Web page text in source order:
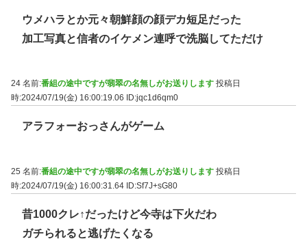
ウメハラとか元々朝鮮顔の顔デカ短足だった
加工写真と信者のイケメン連呼で洗脳してただけ
24 名前:番組の途中ですが翡翠の名無しがお送りします 投稿日
時:2024/07/19(金) 16:00:19.06
ID:jqc1d6qm0
アラフォーおっさんがゲーム
25 名前:番組の途中ですが翡翠の名無しがお送りします 投稿日
時:2024/07/19(金) 16:00:31.64 ID:Sf7J+sG80
昔1000クレ↑だったけど今寺は下火だわ
ガチられると逃げたくなる